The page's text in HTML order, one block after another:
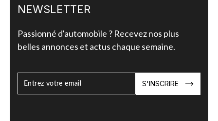
NEWSLETTER
Passionné d'automobile ? Recevez nos plus
belles annonces et actus chaque semaine.
S'INSCRIRE